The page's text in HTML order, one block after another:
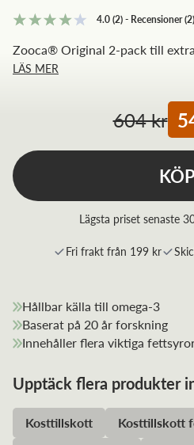
4.0(2)- Recensioner(2)
Zooca® Original 2-pack till
LÄS MER
604 kr
KÖP
Lägsta priset senaste
Fri frakt från 199 kr
Hållbar källa till omega-3
Baserat på 20 år forskning
Innehåller flera viktiga
Upptäck flera produkter
Kosttillskott Kosttillskott